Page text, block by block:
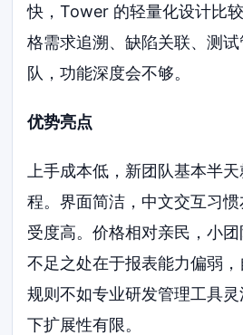
快，Tower 的轻量化设计比
格需求追溯、缺陷关联、测
队，功能深度会不够。
优势亮点
上手成本低，新团队基本半
程。界面简洁，中文交互习
受度高。价格相对亲民，小团
不足之处在于报表能力偏弱
规则不如专业研发管理工具
下扩展性有限。